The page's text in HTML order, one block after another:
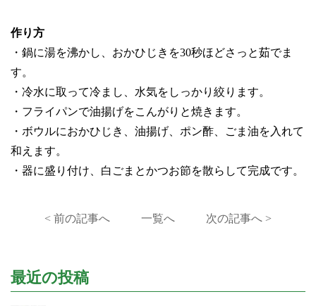
作り方
・鍋に湯を沸かし、おかひじきを30秒ほどさっと茹でま
す。
・冷水に取って冷まし、水気をしっかり絞ります。
・フライパンで油揚げをこんがりと焼きます。
・ボウルにおかひじき、油揚げ、ポン酢、ごま油を入れて
和えます。
・器に盛り付け、白ごまとかつお節を散らして完成です。
< 前の記事へ 一覧へ 次の記事へ >
最近の投稿